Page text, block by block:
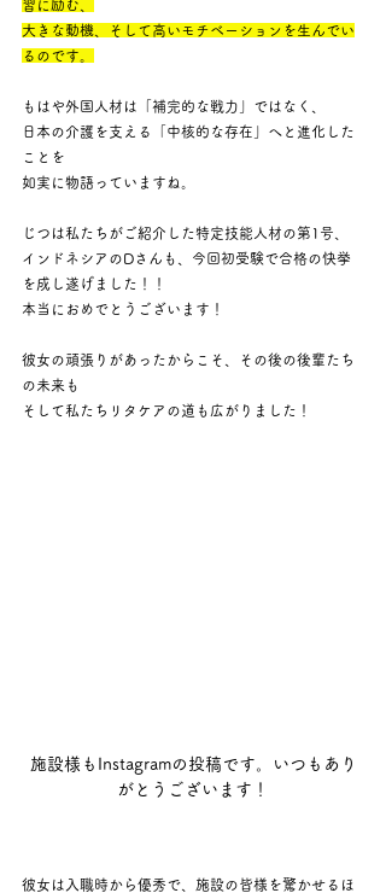
習に励む、
大きな動機、そして高いモチベーションを生んでい
るのです。
もはや外国人材は「補完的な戦力」ではなく、
日本の介護を支える「中核的な存在」へと進化した
ことを
如実に物語っていますね。
じつは私たちがご紹介した特定技能人材の第1号、
インドネシアのDさんも、今回初受験で合格の快挙
を成し遂げました！！
本当におめでとうございます！
彼女の頑張りがあったからこそ、その後の後輩たち
の未来も
そして私たちリタケアの道も広がりました！
施設様もInstagramの投稿です。いつもあり
がとうございます！
彼女は入職時から優秀で、施設の皆様を驚かせるほ